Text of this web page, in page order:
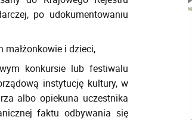
po udokumentowaniu
małżonkowie i dzieci,
konkursie lub festiwalu
instytucję kultury, w
albo opiekuna uczestnika
faktu odbywania się